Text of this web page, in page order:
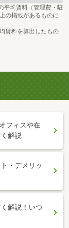
平均賃料（管理費・駐
の掲載があるものに
賃料を算出したもの
フィスや在
解説
・デメリッ
解説！いつ